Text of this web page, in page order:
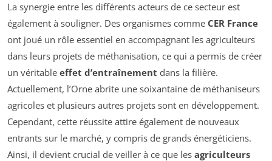
La synergie entre les différents acteurs de ce secteur est
également à souligner. Des organismes comme CER France
ont joué un rôle essentiel en accompagnant les agriculteurs
dans leurs projets de méthanisation, ce qui a permis de créer
un véritable effet d’entraînement dans la filière.
Actuellement, l’Orne abrite une soixantaine de méthaniseurs
agricoles et plusieurs autres projets sont en développement.
Cependant, cette réussite attire également de nouveaux
entrants sur le marché, y compris de grands énergéticiens.
Ainsi, il devient crucial de veiller à ce que les agriculteurs